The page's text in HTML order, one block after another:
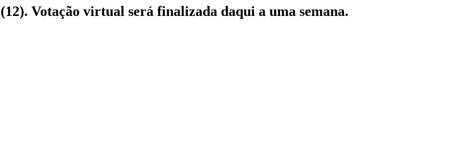
Votação virtual será finalizada daqui a uma semana.